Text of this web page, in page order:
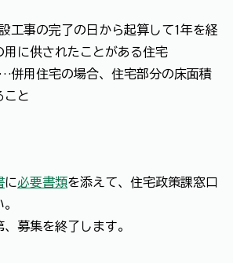
事の完了の日から起算して1年を経
用に供されたことがある住宅
用住宅の場合、住宅部分の床面積
こと
に必要書類を添えて、住宅政策課窓口
募集を終了します。